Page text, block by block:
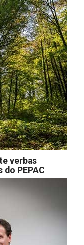
verbas
PEPAC